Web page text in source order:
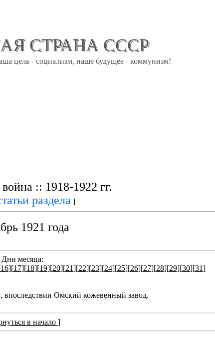
СТРАНА СССР
цель - социализм, наше будущее - коммунизм!
:: 1918-1922 гг.
раздела ]
1921 года
Дни месяца:
16][17][18][19][20][21][22][23][24][25][26][27][28][29][30][31]
впоследствии Омский кожевенный завод.
в начало ]